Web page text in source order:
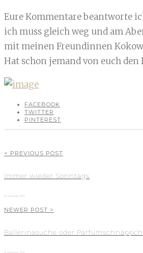
Eure Kommentare beantworte
ich muss gleich weg und am
mit meinen Freundinnen
Hat schon jemand von euch den
FACEBOOK
TWITTER
PINTEREST
< PREVIOUS POST
Immer wieder Sonntags
6. Februar 2011
NEWER POST >
Ballerinasuche oder